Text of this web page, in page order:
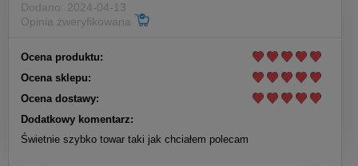
Czarne krótkie spodenki na
siłownię męskie Base Green
Dodano: 2024-04-13
Opinia zweryfikowana
Ocena produktu:
Ocena sklepu:
Ocena dostawy:
Dodatkowy komentarz:
Świetnie szybko towar taki jak chciałem polecam